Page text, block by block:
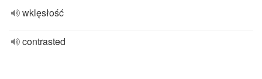
wklęsłość
contrasted